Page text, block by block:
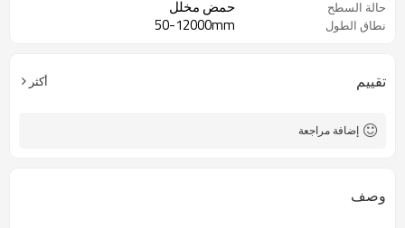
حالة السطح حمض مخلل
نطاق الطول 50-12000mm
تقييم أكثر
إضافة مراجعة
وصف